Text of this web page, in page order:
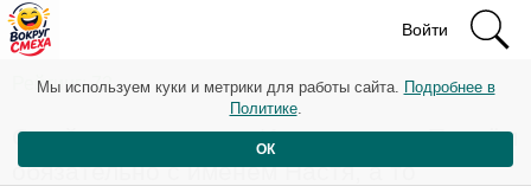
Войти
Рейтинг: 72
С сайта знакомств: «Ищу девушку. Причём
обязательно с именем Настя, а то
Мы используем куки и метрики для работы сайта. Подробнее в
Политике.
ОК